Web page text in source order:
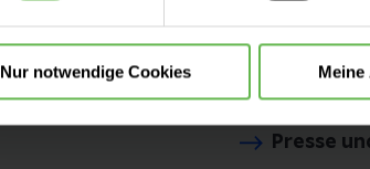
Nur notwendige Cookies Meine
Anfahrt
Presse